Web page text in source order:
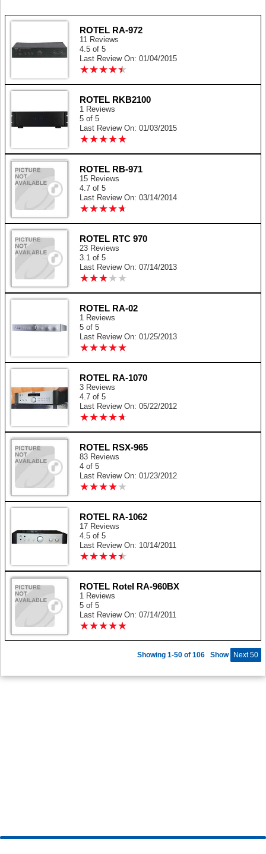
ROTEL RA-972
11 Reviews
4.5 of 5
Last Review On: 01/04/2015
★★★★★
★★★★★
ROTEL RKB2100
1 Reviews
5 of 5
Last Review On: 01/03/2015
★★★★★
★★★★★
ROTEL RB-971
15 Reviews
4.7 of 5
Last Review On: 03/14/2014
★★★★★
★★★★★
ROTEL RTC 970
23 Reviews
3.1 of 5
Last Review On: 07/14/2013
★★★★ ★
★★★★ ★
ROTEL RA-02
1 Reviews
5 of 5
Last Review On: 01/25/2013
★★★★★
★★★★★
ROTEL RA-1070
3 Reviews
4.7 of 5
Last Review On: 05/22/2012
★★★★★
★★★★★
ROTEL RSX-965
83 Reviews
4 of 5
Last Review On: 01/23/2012
★★★★★
★★★★★
ROTEL RA-1062
17 Reviews
4.5 of 5
Last Review On: 10/14/2011
★★★★★
★★★★★
ROTEL Rotel RA-960BX
1 Reviews
5 of 5
Last Review On: 07/14/2011
★★★★★
★★★★★
Show Next 50
Showing 1-50 of 106